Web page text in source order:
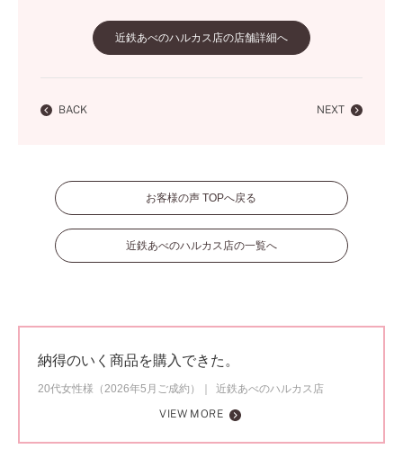
近鉄あべのハルカス店の店舗詳細へ
BACK NEXT
お客様の声 TOPへ戻る
近鉄あべのハルカス店の一覧へ
納得のいく商品を購入できた。
20代女性様（2026年5月ご成約）
近鉄あべのハルカス店
VIEW MORE